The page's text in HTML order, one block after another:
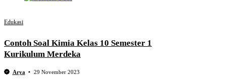
Edukasi
Contoh Soal Kimia Kelas 10 Semester 1
Kurikulum Merdeka
Arya 29 November 2023